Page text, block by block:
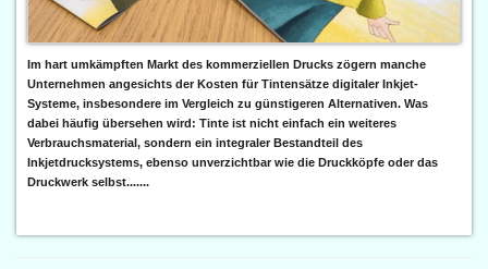
Im hart umkämpften Markt des kommerziellen Drucks zögern manche
Unternehmen angesichts der Kosten für Tintensätze digitaler Inkjet-
Systeme, insbesondere im Vergleich zu günstigeren Alternativen. Was
dabei häufig übersehen wird: Tinte ist nicht einfach ein weiteres
Verbrauchsmaterial, sondern ein integraler Bestandteil des
Inkjetdrucksystems, ebenso unverzichtbar wie die Druckköpfe oder das
Druckwerk selbst.......